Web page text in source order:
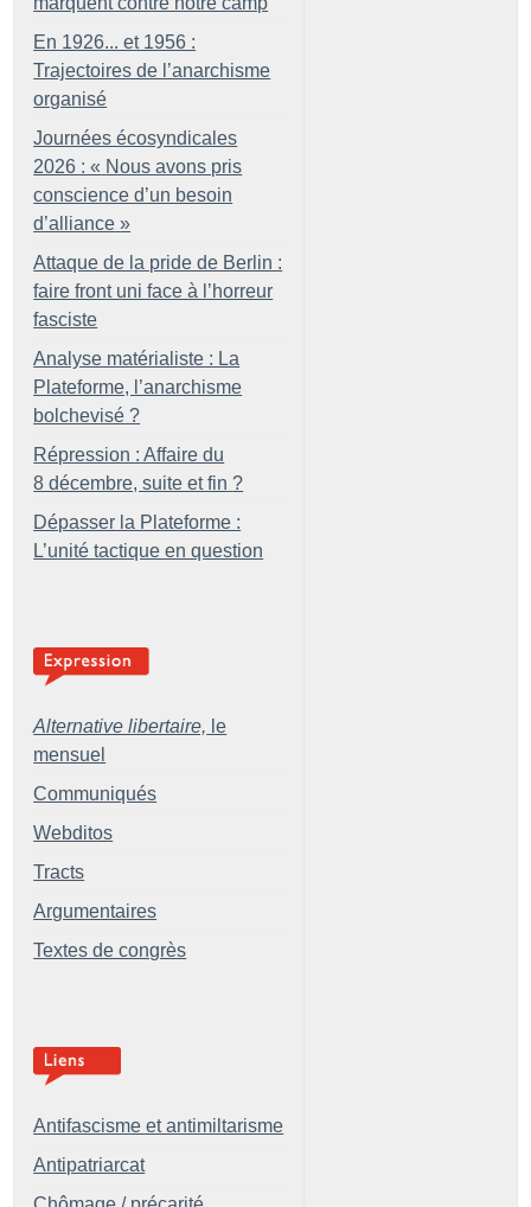
En 1926... et 1956 :
Trajectoires de l’anarchisme
organisé
Journées écosyndicales
2026 : « Nous avons pris
conscience d’un besoin
d’alliance »
Attaque de la pride de Berlin :
faire front uni face à l’horreur
fasciste
Analyse matérialiste : La
Plateforme, l’anarchisme
bolchevisé ?
Répression : Affaire du
8 décembre, suite et fin ?
Dépasser la Plateforme :
L’unité tactique en question
Alternative libertaire, le
mensuel
Communiqués
Webditos
Tracts
Argumentaires
Textes de congrès
Antifascisme et antimiltarisme
Antipatriarcat